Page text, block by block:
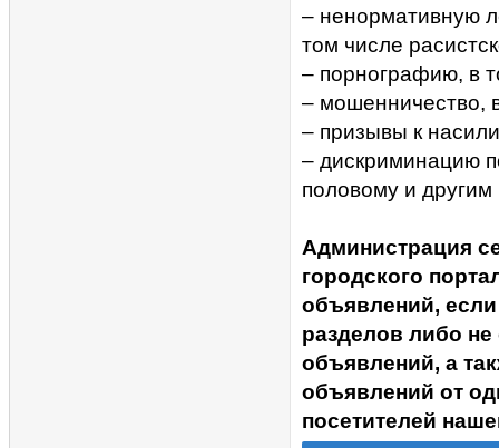
– ненормативную
том числе
– порнографию, в
– мошенничество,
– призывы к
– дискриминацию
половому и другим
Администрация
городского
объявлений,
разделов либо
объявлений, а
объявлений от
посетителей